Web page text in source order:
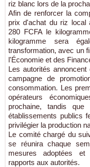
riz blanc lors de la
Afin de renforcer la
prix d'achat du riz local
280 FCFA le
kilogramme sera
transformation, avec un
l'Économie et des
Les autorités
campagne de
consommation. Les
opérateurs
prochaine, tandis
établissements publics
privilégier la production
Le comité chargé du
se réunira chaque
mesures adoptées et
rapports aux autorités.